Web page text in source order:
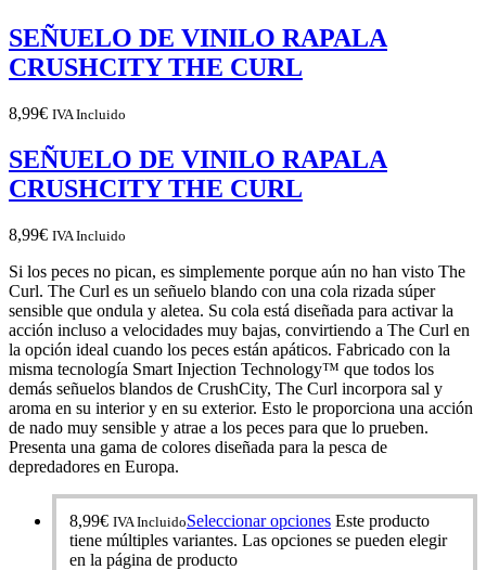
SEÑUELO DE VINILO RAPALA
CRUSHCITY THE CURL
8,99€ IVA Incluido
SEÑUELO DE VINILO RAPALA
CRUSHCITY THE CURL
8,99€ IVA Incluido
Si los peces no pican, es simplemente porque aún no han visto The
Curl. The Curl es un señuelo blando con una cola rizada súper
sensible que ondula y aletea. Su cola está diseñada para activar la
acción incluso a velocidades muy bajas, convirtiendo a The Curl en
la opción ideal cuando los peces están apáticos. Fabricado con la
misma tecnología Smart Injection Technology™ que todos los
demás señuelos blandos de CrushCity, The Curl incorpora sal y
aroma en su interior y en su exterior. Esto le proporciona una acción
de nado muy sensible y atrae a los peces para que lo prueben.
Presenta una gama de colores diseñada para la pesca de
depredadores en Europa.
8,99€ IVA IncluidoSeleccionar opciones Este producto
tiene múltiples variantes. Las opciones se pueden elegir
en la página de producto